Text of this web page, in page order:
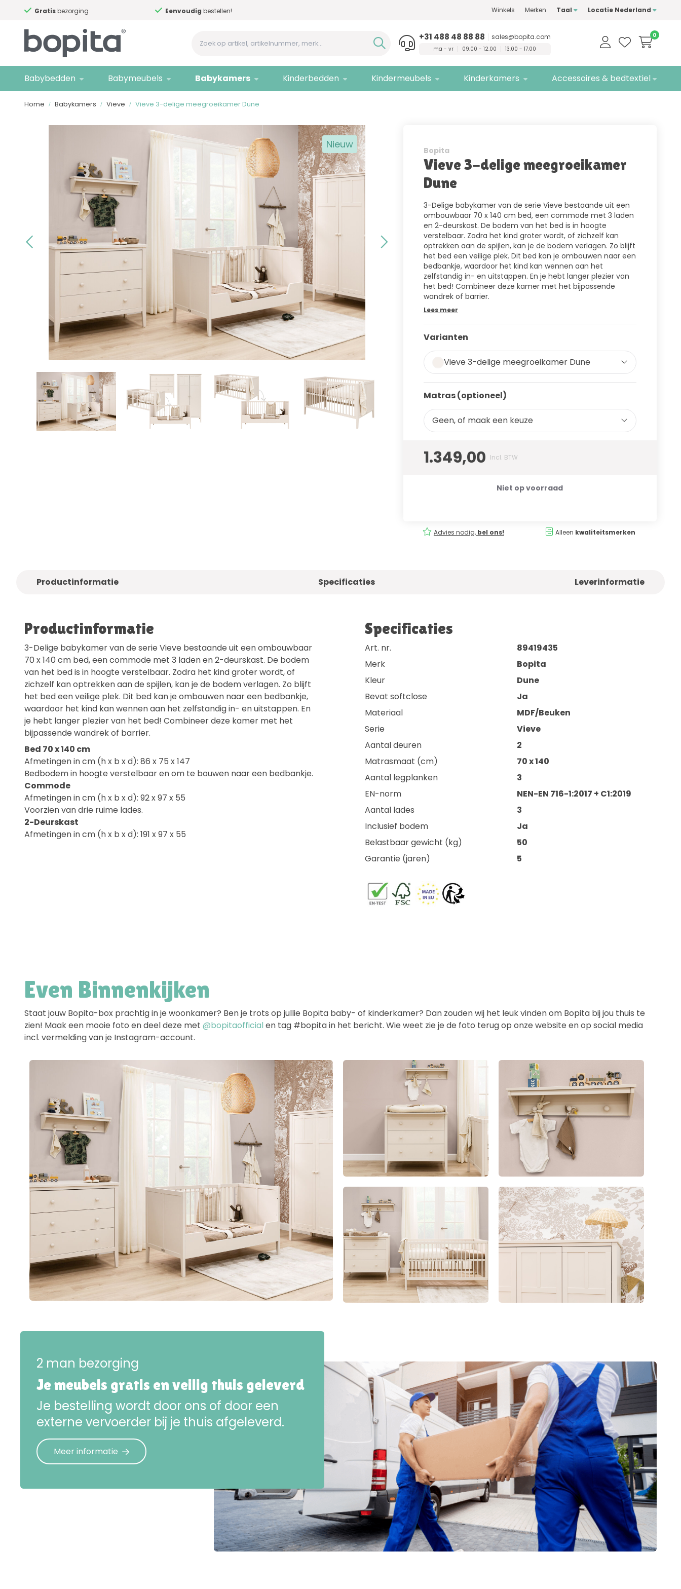
Gratisbezorging Eenvoudig bestellen! kwaliteitsmerken Gratis bezorging
Winkels Merken Taal Locatie Nederland
0
+31 488 48 88 88 sales@bopita.com
ma - vr 09.00 - 12.00 13.00 - 17.00
Babybedden Babymeubels Babykamers Kinderbedden Kindermeubels Kinderkamers Accessoires & bedtextiel
Home Babykamers Vieve Vieve 3-delige meegroeikamer Dune
Nieuw Bopita
Vieve 3-delige meegroeikamer
Dune
3-Delige babykamer van de serie Vieve bestaande uit een
ombouwbaar 70 x 140 cm bed, een commode met 3 laden
en 2-deurskast. De bodem van het bed is in hoogte
verstelbaar. Zodra het kind groter wordt, of zichzelf kan
optrekken aan de spijlen, kan je de bodem verlagen. Zo blijft
het bed een veilige plek. Dit bed kan je ombouwen naar een
bedbankje, waardoor het kind kan wennen aan het
zelfstandig in- en uitstappen. En je hebt langer plezier van
het bed! Combineer deze kamer met het bijpassende
wandrek of barrier.
Lees meer
Varianten
Vieve 3-delige meegroeikamer Dune
Matras (optioneel)
Geen, of maak een keuze
1.349,00 Incl. BTW
Niet op voorraad
Advies nodig, bel ons! Alleen kwaliteitsmerken
Productinformatie Specificaties Leverinformatie
Productinformatie
3-Delige babykamer van de serie Vieve bestaande uit een ombouwbaar
70 x 140 cm bed, een commode met 3 laden en 2-deurskast. De bodem
van het bed is in hoogte verstelbaar. Zodra het kind groter wordt, of
zichzelf kan optrekken aan de spijlen, kan je de bodem verlagen. Zo blijft
het bed een veilige plek. Dit bed kan je ombouwen naar een bedbankje,
waardoor het kind kan wennen aan het zelfstandig in- en uitstappen. En
je hebt langer plezier van het bed! Combineer deze kamer met het
bijpassende wandrek of barrier.
Bed 70 x 140 cm
Afmetingen in cm (h x b x d): 86 x 75 x 147
Bedbodem in hoogte verstelbaar en om te bouwen naar een bedbankje.
Commode
Afmetingen in cm (h x b x d): 92 x 97 x 55
Voorzien van drie ruime lades.
2-Deurskast
Afmetingen in cm (h x b x d): 191 x 97 x 55
Specificaties
Art. nr.
89419435
Merk
Bopita
Kleur
Dune
Bevat softclose
Ja
Materiaal
MDF/Beuken
Serie
Vieve
Aantal deuren
2
Matrasmaat (cm)
70 x 140
Aantal legplanken
3
EN-norm
NEN-EN 716-1:2017 + C1:2019
Aantal lades
3
Inclusief bodem
Ja
Belastbaar gewicht (kg)
50
Garantie (jaren)
5
Even Binnenkijken
Staat jouw Bopita-box prachtig in je woonkamer? Ben je trots op jullie Bopita baby- of kinderkamer? Dan zouden wij het leuk vinden om Bopita bij jou thuis te
zien! Maak een mooie foto en deel deze met @bopitaofficial en tag #bopita in het bericht. Wie weet zie je de foto terug op onze website en op social media
incl. vermelding van je Instagram-account.
2 man bezorging
Je meubels gratis en veilig thuis geleverd
Je bestelling wordt door ons of door een
externe vervoerder bij je thuis afgeleverd.
Meer informatie